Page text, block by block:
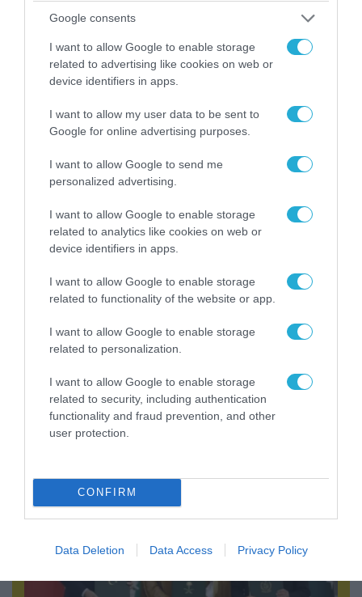
Google consents
I want to allow Google to enable storage
related to advertising like cookies on web or
device identifiers in apps.
I want to allow my user data to be sent to
Google for online advertising purposes.
I want to allow Google to send me
personalized advertising.
I want to allow Google to enable storage
related to analytics like cookies on web or
device identifiers in apps.
I want to allow Google to enable storage
related to functionality of the website or app.
I want to allow Google to enable storage
related to personalization.
I want to allow Google to enable storage
related to security, including authentication
functionality and fraud prevention, and other
user protection.
CONFIRM
Data Deletion Data Access Privacy Policy
08.08.2026 | 14:02
αμερικανικό πυραυλικό πυροβολικό της: MLRS
και ΑΤΑCMS
ΕΚΤΑΚΤΟ: Τρεις Μεραρχίες του
βορειοκορεατικού Στρατού αναπτύχθηκαν
ταχύτατα στη Ρωσία